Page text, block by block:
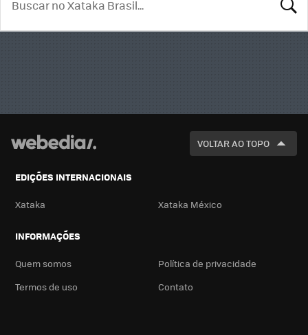
VOLTAR AO TOPO
EDIÇÕES INTERNACIONAIS
Xataka Xataka México
INFORMAÇÕES
Quem somos
Política de privacidade
Termos de uso
Contato